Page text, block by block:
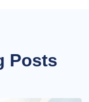
Posts